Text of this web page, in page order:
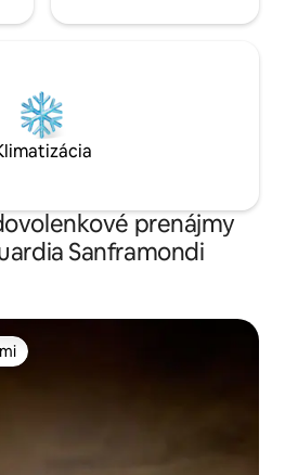
prenájmy
Sanframondi